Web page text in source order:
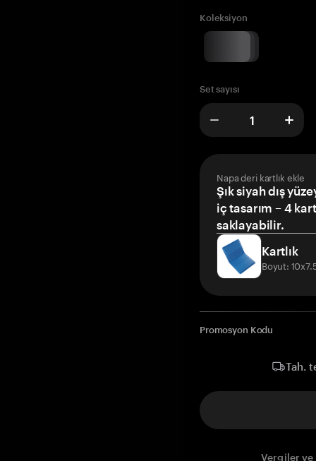
Koleksiyon
Set sayısı
Napa deri kartlık ekle
Şık siyah dış
iç tasarım – 4
saklayabilir.
Kartlık
Boyut:
Promosyon Kodu
Tah.
Vergiler